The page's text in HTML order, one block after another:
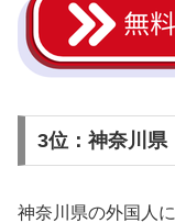
3位：神奈川県
神奈川県の外国人